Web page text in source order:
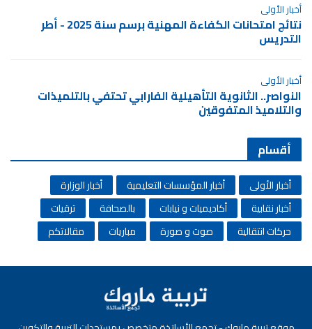
أخبار الأولى
نتائج امتحانات الكفاءة المهنية برسم سنة 2025 - أطر
التدريس
أخبار الأولى
النواصر.. الثانوية التأهيلية الفارابي تحتفي بالتلميذات
والتلاميذ المتفوقين
أقسام
أخبار الأولى أخبار المؤسسات التعليمية
أخبار الوزارة
أخبار نقابية
أكاديميات و نيابات بالصحافة
ترقيات
حركات انتقالية
صوت و صورة مباريات مقالاتكم